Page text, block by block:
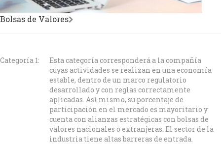
Bolsas de Valores
Categoría 1:
Esta categoría corresponderá a la compañía
cuyas actividades se realizan en una economía
estable, dentro de un marco regulatorio
desarrollado y con reglas correctamente
aplicadas. Así mismo, su porcentaje de
participación en el mercado es mayoritario y
cuenta con alianzas estratégicas con bolsas de
valores nacionales o extranjeras. El sector de la
industria tiene altas barreras de entrada.